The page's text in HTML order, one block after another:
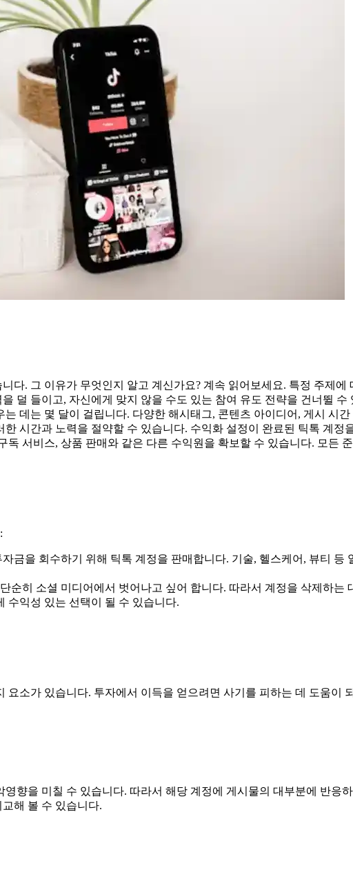
다. 그 이유가 무엇인지 알고 계신가요? 계속 읽어보세요. 특정 주제
덜 들이고, 자신에게 맞지 않을 수도 있는 참여 유도 전략을 건너뛸 수
데는 몇 달이 걸립니다. 다양한 해시태그, 콘텐츠 아이디어, 게시 시
시간과 노력을 절약할 수 있습니다. 수익화 설정이 완료된 틱톡 계정
서비스, 상품 판매와 같은 다른 수익원을 확보할 수 있습니다. 모든
금을 회수하기 위해 틱톡 계정을 판매합니다. 기술, 헬스케어, 뷰티
순히 소셜 미디어에서 벗어나고 싶어 합니다. 따라서 계정을 삭제하는
수익성 있는 선택이 될 수 있습니다.
소가 있습니다. 투자에서 이득을 얻으려면 사기를 피하는 데 도움이
향을 미칠 수 있습니다. 따라서 해당 계정에 게시물의 대부분에 반응
해 볼 수 있습니다.